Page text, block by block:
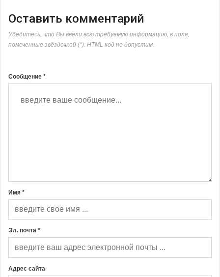
Оставить комментарий
Убедитесь, что Вы ввели всю требуемую информацию, в поля,
помеченные звёздочкой (*). HTML код не допустим.
Сообщение *
Имя *
Эл. почта *
Адрес сайта